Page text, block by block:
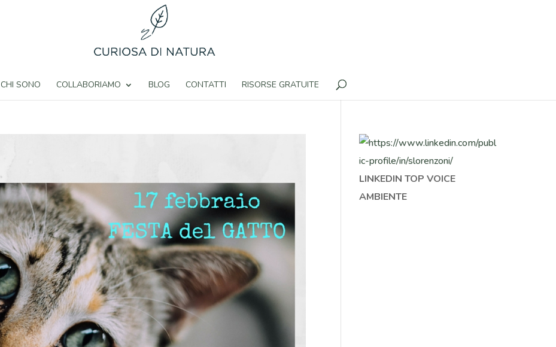
CHI SONO COLLABORIAMO BLOG CONTATTI RISORSE GRATUITE
LINKEDIN TOP VOICE
AMBIENTE